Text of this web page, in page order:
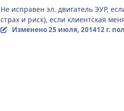
Не исправен эл. двигатель ЭУР,
страх и риск), если клиентская
Изменено25 июля, 201412 г.